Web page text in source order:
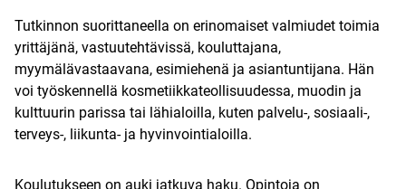
Tutkinnon suorittaneella on erinomaiset valmiudet toimia
yrittäjänä, vastuutehtävissä, kouluttajana,
myymälävastaavana, esimiehenä ja asiantuntijana. Hän
voi työskennellä kosmetiikkateollisuudessa, muodin ja
kulttuurin parissa tai lähialoilla, kuten palvelu-, sosiaali-,
terveys-, liikunta- ja hyvinvointialoilla.
Koulutukseen on auki jatkuva haku. Opintoja on